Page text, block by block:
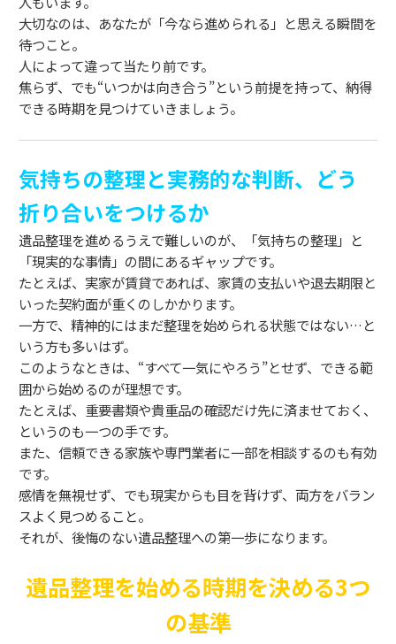
大切なのは、あなたが「今なら進められる」と思える瞬間を
待つこと。
人によって違って当たり前です。
焦らず、でも“いつかは向き合う”という前提を持って、納得
できる時期を見つけていきましょう。
気持ちの整理と実務的な判断、どう
折り合いをつけるか
遺品整理を進めるうえで難しいのが、「気持ちの整理」と
「現実的な事情」の間にあるギャップです。
たとえば、実家が賃貸であれば、家賃の支払いや退去期限と
いった契約面が重くのしかかります。
一方で、精神的にはまだ整理を始められる状態ではない…と
いう方も多いはず。
このようなときは、“すべて一気にやろう”とせず、できる範
囲から始めるのが理想です。
たとえば、重要書類や貴重品の確認だけ先に済ませておく、
というのも一つの手です。
また、信頼できる家族や専門業者に一部を相談するのも有効
です。
感情を無視せず、でも現実からも目を背けず、両方をバラン
スよく見つめること。
それが、後悔のない遺品整理への第一歩になります。
遺品整理を始める時期を決める3つ
の基準